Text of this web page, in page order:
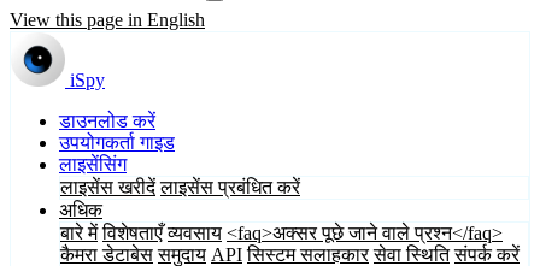
View this page in English
iSpy
डाउनलोड करें
उपयोगकर्ता गाइड
लाइसेंसिंग
लाइसेंस खरीदें लाइसेंस प्रबंधित करें
अधिक
बारे में विशेषताएँ व्यवसाय <faq>अक्सर पूछे जाने वाले प्रश्न</faq>
कैमरा डेटाबेस समुदाय API सिस्टम सलाहकार सेवा स्थिति संपर्क करें